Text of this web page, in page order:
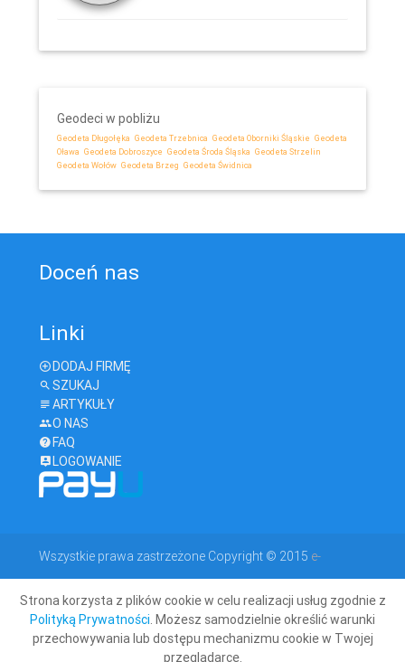
Geodeci w pobliżu
Geodeta Długołęka Geodeta Trzebnica Geodeta Oborniki Śląskie Geodeta
Oława Geodeta Dobroszyce Geodeta Środa Śląska Geodeta Strzelin
Geodeta Wołów Geodeta Brzeg Geodeta Świdnica
Doceń nas
Linki
DODAJ FIRMĘ
SZUKAJ
ARTYKUŁY
O NAS
FAQ
LOGOWANIE
Wszystkie prawa zastrzeżone Copyright © 2015 e-
geodeta.com
Strona korzysta z plików cookie w celu realizacji usług zgodnie z
Polityką Prywatności. Możesz samodzielnie określić warunki
przechowywania lub dostępu mechanizmu cookie w Twojej
przeglądarce.